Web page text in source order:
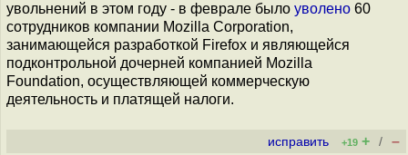
увольнений в этом году - в феврале было уволено 60
сотрудников компании Mozilla Corporation,
занимающейся разработкой Firefox и являющейся
подконтрольной дочерней компанией Mozilla
Foundation, осуществляющей коммерческую
деятельность и платящей налоги.
исправить +19 + / –